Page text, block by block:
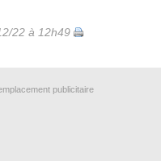
22 à 12h49
publicitaire